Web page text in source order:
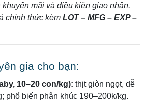
mãi và điều kiện giao nhận.
chính thức kèm LOT – MFG – EXP –
gia cho bạn:
10–20 con/kg): thịt giòn ngọt, dễ
phổ biến phân khúc 190–200k/kg.